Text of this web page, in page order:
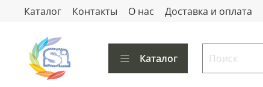
Каталог Контакты О нас Доставка и оплата
Каталог